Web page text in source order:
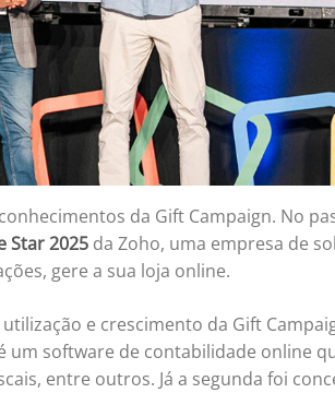
da Gift Campaign. No
Star 2025 da Zoho, uma empresa de
gere a sua loja online.
e crescimento da Gift
um software de contabilidade online
entre outros. Já a segunda foi